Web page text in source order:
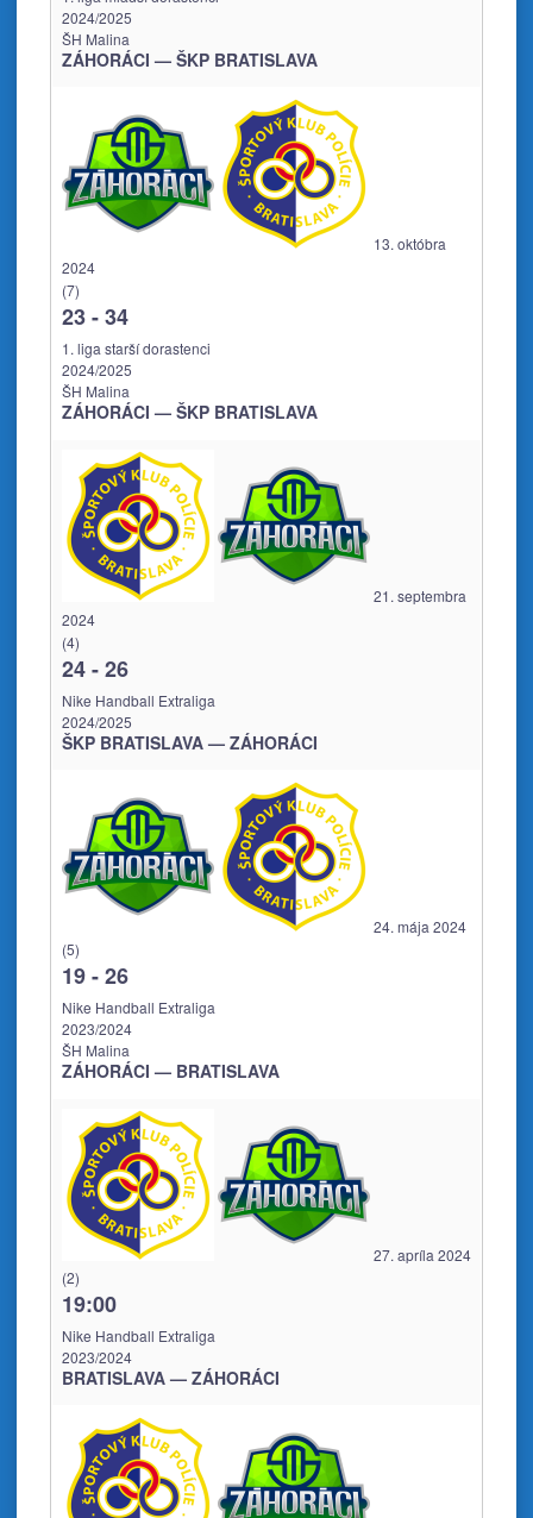
2024/2025
ŠH Malina
ZÁHORÁCI — ŠKP BRATISLAVA
13. októbra
2024
(7)
23-34
1. liga starší dorastenci
2024/2025
ŠH Malina
ZÁHORÁCI — ŠKP BRATISLAVA
21. septembra
2024
(4)
24-26
Nike Handball Extraliga
2024/2025
ŠKP BRATISLAVA — ZÁHORÁCI
24. mája 2024
(5)
19-26
Nike Handball Extraliga
2023/2024
ŠH Malina
ZÁHORÁCI — BRATISLAVA
27. apríla 2024
(2)
19:00
Nike Handball Extraliga
2023/2024
BRATISLAVA — ZÁHORÁCI